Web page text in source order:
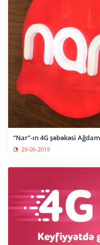
“Nar”-ın 4G şəbəkəsi
29-06-2019